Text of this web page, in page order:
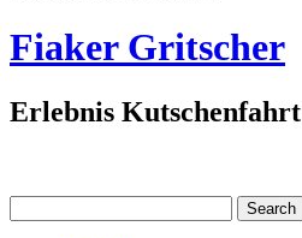
Fiaker Gritscher
Erlebnis Kutschenfahrt